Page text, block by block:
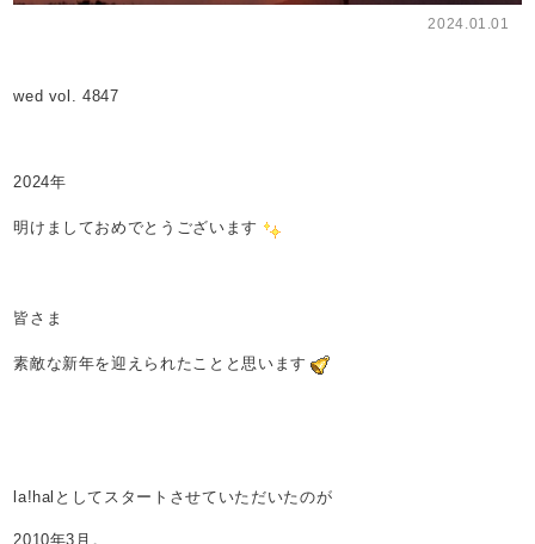
2024.01.01
wed vol. 4847
2024年
明けましておめでとうございます
皆さま
素敵な新年を迎えられたことと思います
la!halとしてスタートさせていただいたのが
2010年3月。